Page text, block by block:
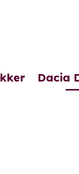
Dacia